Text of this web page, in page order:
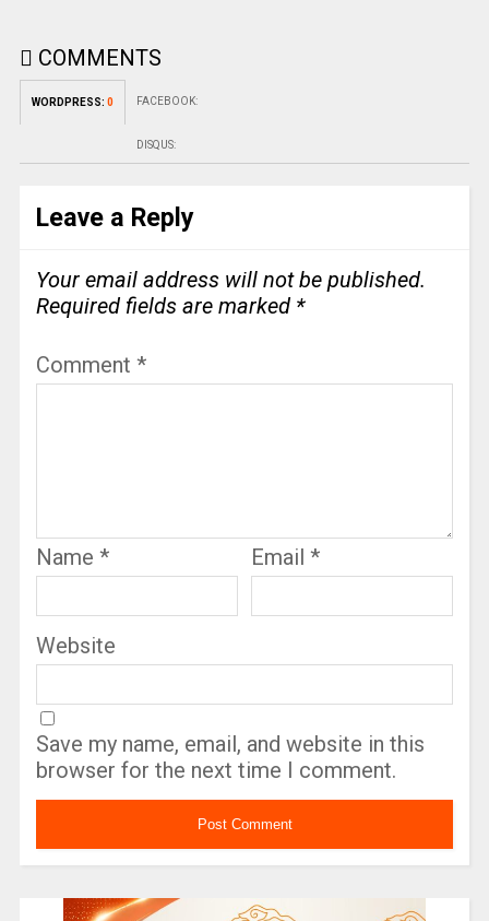
COMMENTS
WORDPRESS: 0 FACEBOOK:
DISQUS:
Leave a Reply
Your email address will not be published.
Required fields are marked *
Comment *
Name * Email *
Website
Save my name, email, and website in this
browser for the next time I comment.